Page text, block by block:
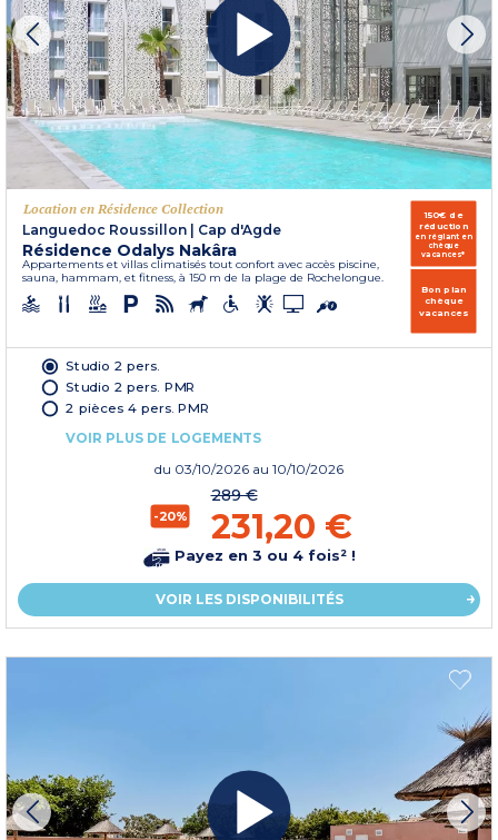
Location en Résidence Collection
Languedoc Roussillon
Cap d'Agde
Résidence Odalys Nakâra
Appartements et villas climatisés tout confort avec accès piscine,
sauna, hammam, et fitness, à 150 m de la plage de Rochelongue.
150€ de
réduction
en réglant en
chèque
vacances*
Bon plan
chèque
vacances
Studio 2 pers.
Studio 2 pers. PMR
2 pièces 4 pers. PMR
VOIR PLUS DE LOGEMENTS
du 03/10/2026 au 10/10/2026
-20%
289 €
231,20 €
Payez en 3 ou 4 fois² !
VOIR LES DISPONIBILITÉS